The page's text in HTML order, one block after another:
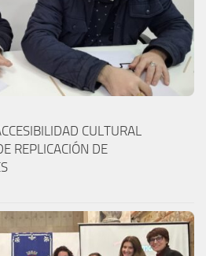
CULTURAL
REPLICACIÓN DE